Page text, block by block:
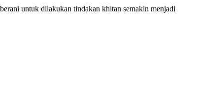
untuk dilakukan tindakan khitan semakin menjadi